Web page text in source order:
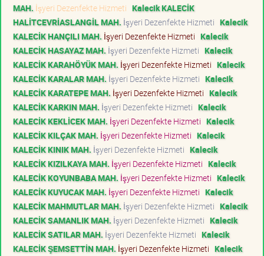
MAH. İşyeri Dezenfekte Hizmeti Kalecik KALECİK
HALİTCEVRİASLANGİL MAH. İşyeri Dezenfekte Hizmeti Kalecik
KALECİK HANÇILI MAH. İşyeri Dezenfekte Hizmeti Kalecik
KALECİK HASAYAZ MAH. İşyeri Dezenfekte Hizmeti Kalecik
KALECİK KARAHÖYÜK MAH. İşyeri Dezenfekte Hizmeti Kalecik
KALECİK KARALAR MAH. İşyeri Dezenfekte Hizmeti Kalecik
KALECİK KARATEPE MAH. İşyeri Dezenfekte Hizmeti Kalecik
KALECİK KARKIN MAH. İşyeri Dezenfekte Hizmeti Kalecik
KALECİK KEKLİCEK MAH. İşyeri Dezenfekte Hizmeti Kalecik
KALECİK KILÇAK MAH. İşyeri Dezenfekte Hizmeti Kalecik
KALECİK KINIK MAH. İşyeri Dezenfekte Hizmeti Kalecik
KALECİK KIZILKAYA MAH. İşyeri Dezenfekte Hizmeti Kalecik
KALECİK KOYUNBABA MAH. İşyeri Dezenfekte Hizmeti Kalecik
KALECİK KUYUCAK MAH. İşyeri Dezenfekte Hizmeti Kalecik
KALECİK MAHMUTLAR MAH. İşyeri Dezenfekte Hizmeti Kalecik
KALECİK SAMANLIK MAH. İşyeri Dezenfekte Hizmeti Kalecik
KALECİK SATILAR MAH. İşyeri Dezenfekte Hizmeti Kalecik
KALECİK ŞEMSETTİN MAH. İşyeri Dezenfekte Hizmeti Kalecik